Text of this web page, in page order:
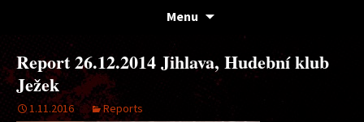
Menu
webu
Report 26.12.2014 Jihlava, Hudební klub
Ježek
1.11.2016 Reports